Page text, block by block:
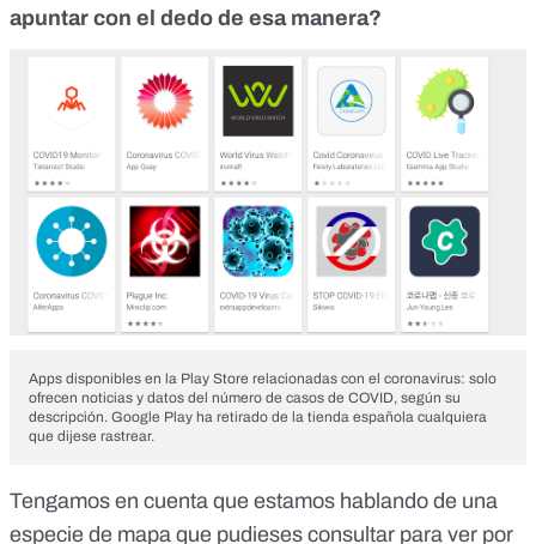
apuntar con el dedo de esa manera?
Apps disponibles en la Play Store relacionadas con el coronavirus: solo
ofrecen noticias y datos del número de casos de COVID, según su
descripción. Google Play ha retirado de la tienda española cualquiera
que dijese rastrear.
Tengamos en cuenta que estamos hablando de una
especie de mapa que pudieses consultar para ver por